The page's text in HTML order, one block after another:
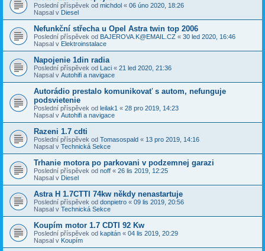
Poslední příspěvek od michdol « 06 úno 2020, 18:26
Napsal v Diesel
Nefunkční střecha u Opel Astra twin top 2006
Poslední příspěvek od BAJEROVA.K@EMAIL.CZ « 30 led 2020, 16:46
Napsal v Elektroinstalace
Napojenie 1din radia
Poslední příspěvek od Laci « 21 led 2020, 21:36
Napsal v Autohifi a navigace
Autorádio prestalo komunikovať s autom, nefunguje
podsvietenie
Poslední příspěvek od leilak1 « 28 pro 2019, 14:23
Napsal v Autohifi a navigace
Razeni 1.7 cdti
Poslední příspěvek od Tomasospald « 13 pro 2019, 14:16
Napsal v Technická Sekce
Trhanie motora po parkovani v podzemnej garazi
Poslední příspěvek od noff « 26 lis 2019, 12:25
Napsal v Diesel
Astra H 1.7CTTI 74kw někdy nenastartuje
Poslední příspěvek od donpietro « 09 lis 2019, 20:56
Napsal v Technická Sekce
Koupím motor 1.7 CDTI 92 Kw
Poslední příspěvek od kapitán « 04 lis 2019, 20:29
Napsal v Koupím